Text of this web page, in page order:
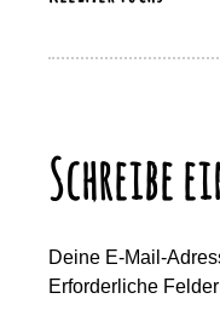
Schreibe
Deine E-Mail-
Erforderliche